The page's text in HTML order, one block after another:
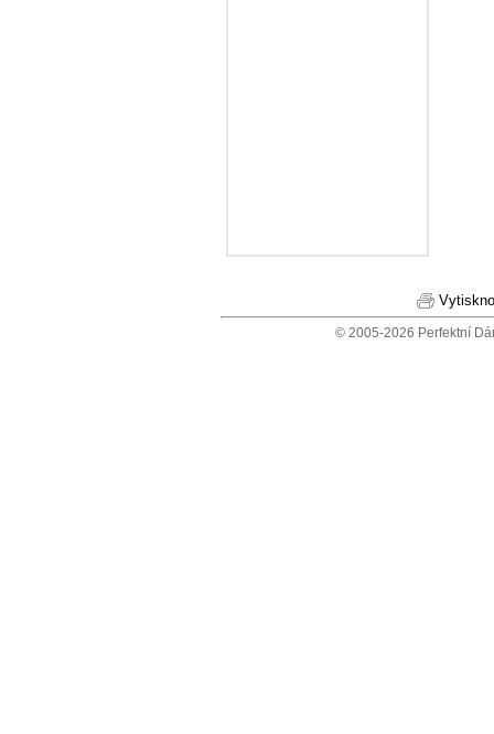
© 2005-2026 Perfektní